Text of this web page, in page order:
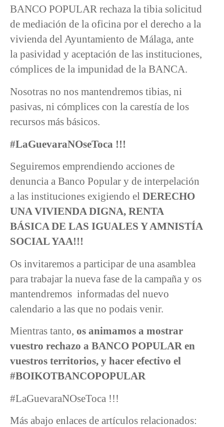
BANCO POPULAR rechaza la tibia solicitud
de mediación de la oficina por el derecho a la
vivienda del Ayuntamiento de Málaga, ante
la pasividad y aceptación de las instituciones,
cómplices de la impunidad de la BANCA.
Nosotras no nos mantendremos tibias, ni
pasivas, ni cómplices con la carestía de los
recursos más básicos.
#LaGuevaraNOseToca !!!
Seguiremos emprendiendo acciones de
denuncia a Banco Popular y de interpelación
a las instituciones exigiendo el DERECHO
UNA VIVIENDA DIGNA, RENTA
BÁSICA DE LAS IGUALES Y AMNISTÍA
SOCIAL YAA!!!
Os invitaremos a participar de una asamblea
para trabajar la nueva fase de la campaña y os
mantendremos informadas del nuevo
calendario a las que no podais venir.
Mientras tanto, os animamos a mostrar
vuestro rechazo a BANCO POPULAR en
vuestros territorios, y hacer efectivo el
#BOIKOTBANCOPOPULAR
#LaGuevaraNOseToca !!!
Más abajo enlaces de artículos relacionados: